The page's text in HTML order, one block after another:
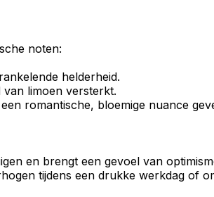
noten:
helderheid.
van limoen versterkt.
romantische, bloemige nuance
en brengt een gevoel van
tijdens een drukke werkdag of